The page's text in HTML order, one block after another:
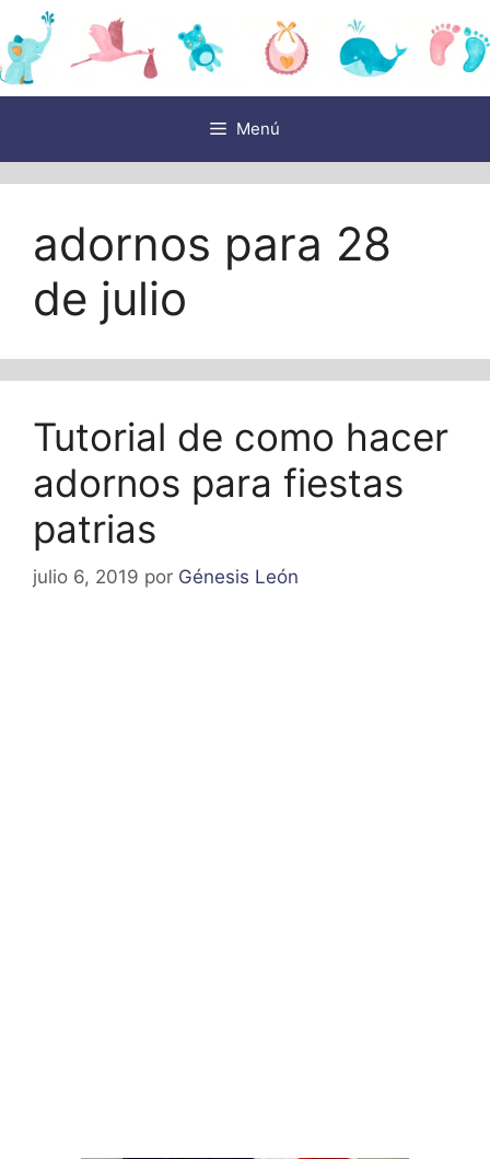
Saltar
al
contenido
Menú
adornos para 28
de julio
Tutorial de como hacer
adornos para fiestas
patrias
julio 6, 2019 por Génesis León